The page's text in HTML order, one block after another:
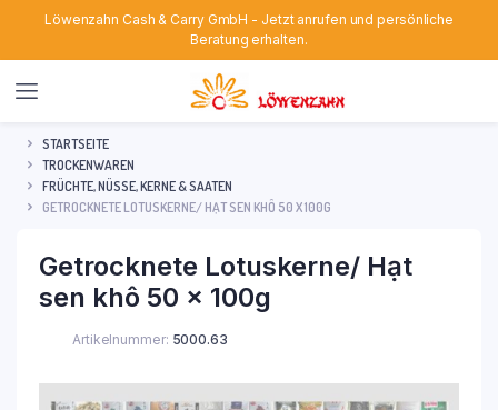
Löwenzahn Cash & Carry GmbH - Jetzt anrufen und persönliche
Beratung erhalten.
STARTSEITE
TROCKENWAREN
FRÜCHTE, NÜSSE, KERNE & SAATEN
GETROCKNETE LOTUSKERNE/ HẠT SEN KHÔ 50 X 100G
Getrocknete Lotuskerne/ Hạt
sen khô 50 x 100g
Artikelnummer: 5000.63